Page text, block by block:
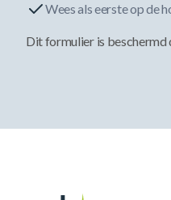
Wees als eerste op de
Dit formulier is